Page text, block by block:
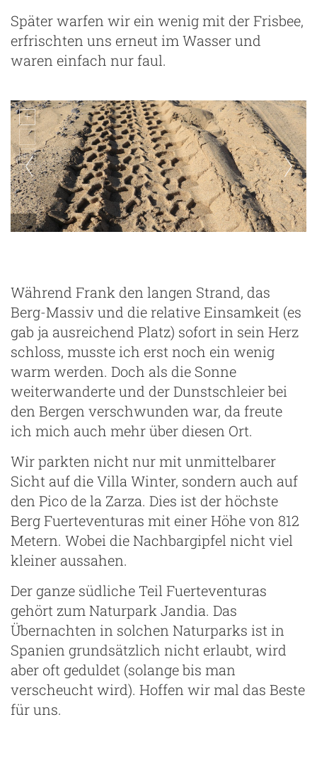
Später warfen wir ein wenig mit der Frisbee,
erfrischten uns erneut im Wasser und
waren einfach nur faul.
Während Frank den langen Strand, das
Berg-Massiv und die relative Einsamkeit (es
gab ja ausreichend Platz) sofort in sein Herz
schloss, musste ich erst noch ein wenig
warm werden. Doch als die Sonne
weiterwanderte und der Dunstschleier bei
den Bergen verschwunden war, da freute
ich mich auch mehr über diesen Ort.
Wir parkten nicht nur mit unmittelbarer
Sicht auf die Villa Winter, sondern auch auf
den Pico de la Zarza. Dies ist der höchste
Berg Fuerteventuras mit einer Höhe von 812
Metern. Wobei die Nachbargipfel nicht viel
kleiner aussahen.
Der ganze südliche Teil Fuerteventuras
gehört zum Naturpark Jandia. Das
Übernachten in solchen Naturparks ist in
Spanien grundsätzlich nicht erlaubt, wird
aber oft geduldet (solange bis man
verscheucht wird). Hoffen wir mal das Beste
für uns.